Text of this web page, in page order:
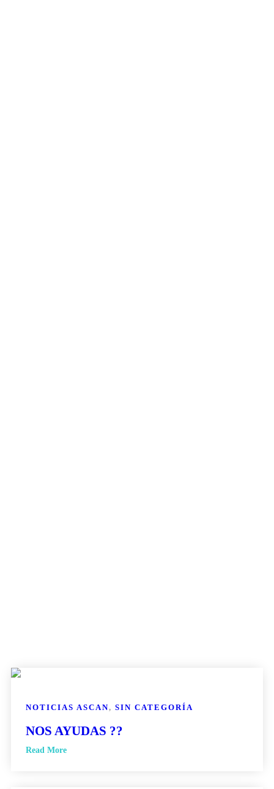
NOTICIAS ASCAN, SIN CATEGORÍA
NOS AYUDAS ??
Read More